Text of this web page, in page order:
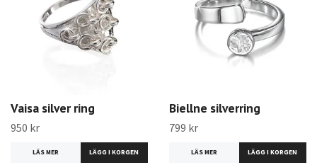
Vaisa silver ring
950 kr
LÄS MER
Biellne silverring
799 kr
LÄS MER